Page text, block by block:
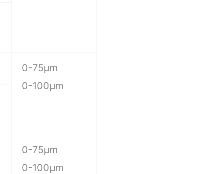
0-75μm
0-100μm
0-75μm
0-100μm